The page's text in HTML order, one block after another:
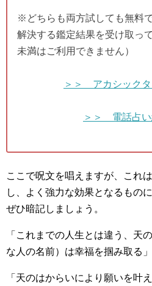
※どちらも両方試しても無料
解決する鑑定結果を受け取っ
未満はご利用できません）
＞＞ アカシック
＞＞ 電話占
ここで呪文を唱えますが、これ
し、よく強力な効果となるもの
ぜひ暗記しましょう。
「これまでの人生とは違う、天
な人の名前）は幸福を掴み取る」
「天のはからいにより願いを叶